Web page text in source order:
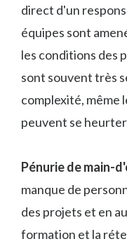
direct d'un
équipes sont
les conditions des
sont souvent très
complexité, même
peuvent se
Pénurie de main-
manque de
des projets et en
formation et la